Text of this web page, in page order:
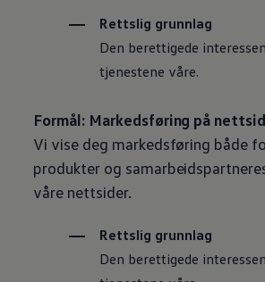
Rettslig grunnlag
Den berettigede
tjenestene våre.
Formål: Markedsføring på
Vi vise deg markedsføring både
produkter og
våre nettsider.
Rettslig grunnlag
Den berettigede